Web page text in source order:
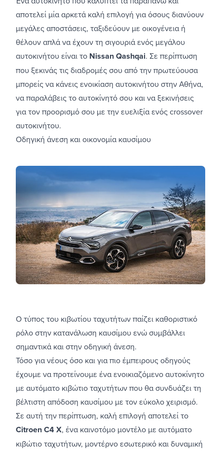
αποτελεί μία αρκετά καλή επιλογή για όσους διανύουν
μεγάλες αποστάσεις, ταξιδεύουν με οικογένεια ή
θέλουν απλά να έχουν τη σιγουριά ενός μεγάλου
αυτοκινήτου είναι το Nissan Qashqai. Σε περίπτωση
που ξεκινάς τις διαδρομές σου από την πρωτεύουσα
μπορείς να κάνειςενοικίαση αυτοκινήτου στην Αθήνα,
να παραλάβεις το αυτοκίνητό σου και να ξεκινήσεις
για τον προορισμό σου με την ευελιξία ενός crossover
αυτοκινήτου.
Οδηγική άνεση και οικονομία καυσίμου
Ο τύπος του κιβωτίου ταχυτήτων παίζει καθοριστικό
ρόλο στην κατανάλωση καυσίμου ενώ συμβάλλει
σημαντικά και στην οδηγική άνεση.
Τόσο για νέους όσο και για πιο έμπειρους οδηγούς
έχουμε να προτείνουμε ένα ενοικιαζόμενο αυτοκίνητο
με αυτόματο κιβώτιο ταχυτήτων που θα συνδυάζει τη
βέλτιστη απόδοση καυσίμου με τον εύκολο χειρισμό.
Σε αυτή την περίπτωση, καλή επιλογή αποτελεί το
Citroen C4 X, ένα καινοτόμο μοντέλο με αυτόματο
κιβώτιο ταχυτήτων, μοντέρνο εσωτερικό και δυναμική